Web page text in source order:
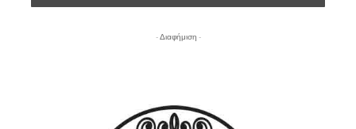
- Διαφήμιση -